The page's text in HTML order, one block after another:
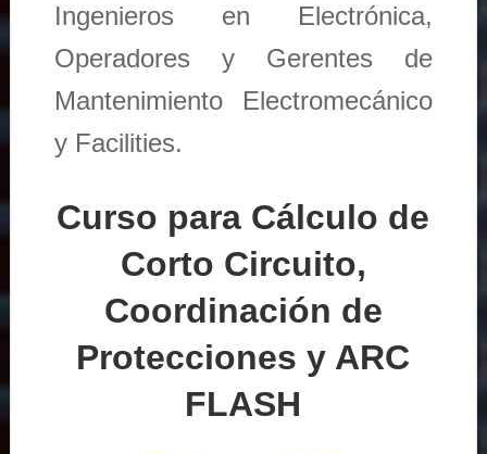
Ingenieros en Electrónica,
Operadores y Gerentes de
Mantenimiento Electromecánico
y Facilities.
Curso para Cálculo de
Corto Circuito,
Coordinación de
Protecciones y ARC
FLASH